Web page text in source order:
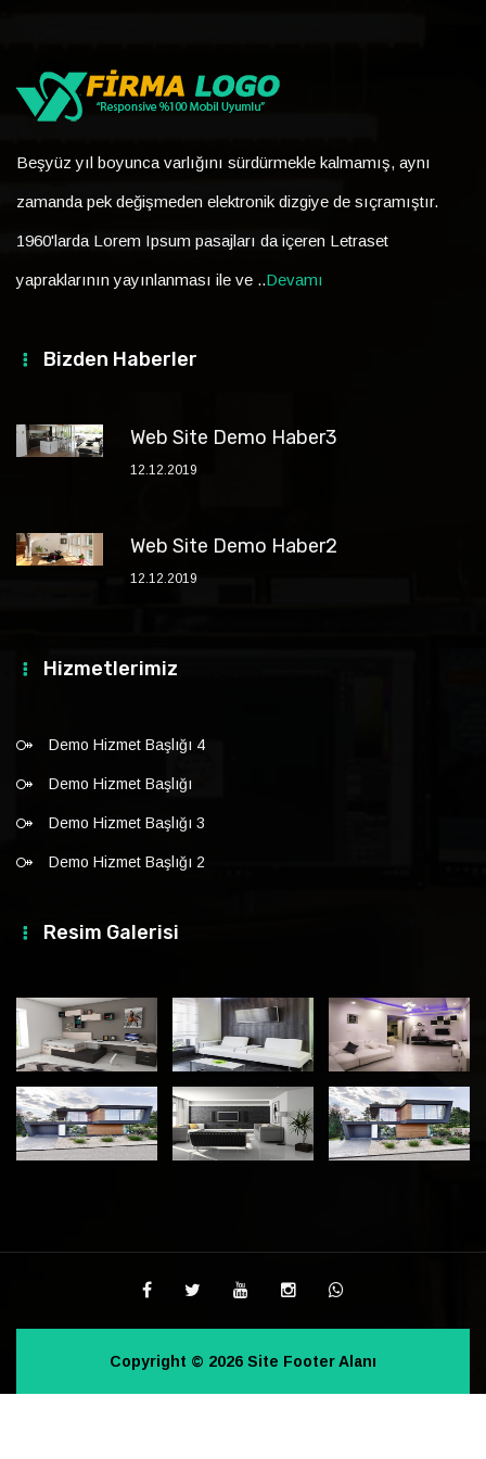
Beşyüz yıl boyunca varlığını sürdürmekle kalmamış, aynı
zamanda pek değişmeden elektronik dizgiye de sıçramıştır.
1960'larda Lorem Ipsum pasajları da içeren Letraset
yapraklarının yayınlanması ile ve ..Devamı
Bizden Haberler
Web Site Demo Haber3
12.12.2019
Web Site Demo Haber2
12.12.2019
Hizmetlerimiz
Demo Hizmet Başlığı 4
Demo Hizmet Başlığı
Demo Hizmet Başlığı 3
Demo Hizmet Başlığı 2
Resim Galerisi
Copyright © 2026 Site Footer Alanı